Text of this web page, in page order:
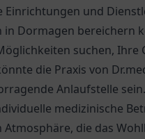
Einrichtungen und
in Dormagen bereichern
suchen, Ihre
die Praxis von
Anlaufstelle
medizinische
Atmosphäre, die das